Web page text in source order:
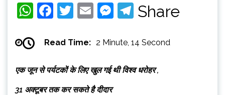
WhatsApp
Facebook
Twitter
EmailMessenger
Telegram
Share
Read Time: 2 Minute, 14 Second
एक जून से पर्यटकों के लिए खुल गई थी विश्व धरोहर ,
31 अक्टूबर तक कर सकते है दीदार